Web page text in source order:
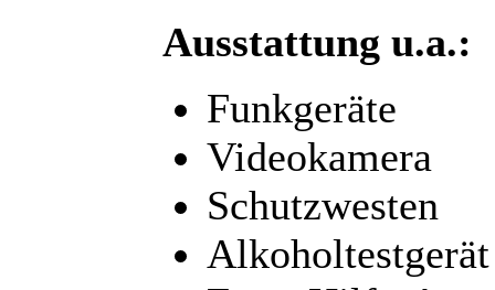
Ausstattung u.a.:
Funkgeräte
Videokamera
Schutzwesten
Alkoholtestgerät